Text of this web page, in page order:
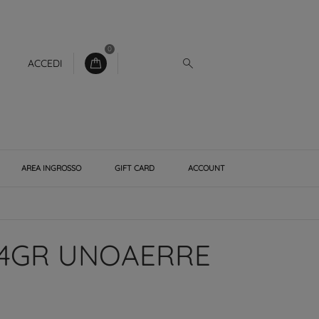
ACCEDI
0
AREA INGROSSO GIFT CARD ACCOUNT
UNOAERRE